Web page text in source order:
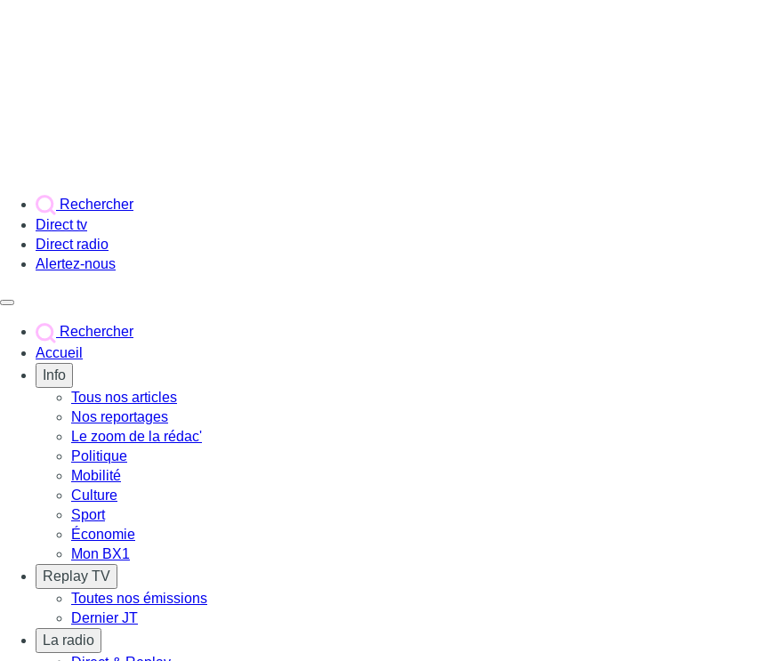
Rechercher
Direct tv
Direct radio
Alertez-nous
Rechercher
Accueil
Info
Tous nos articles
Nos reportages
Le zoom de la rédac'
Politique
Mobilité
Culture
Sport
Économie
Mon BX1
Replay TV
Toutes nos émissions
Dernier JT
La radio